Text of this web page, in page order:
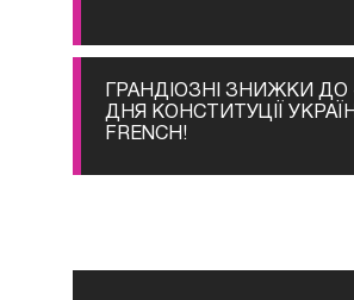
ГРАНДІОЗНІ ЗНИЖКИ ДО
ДНЯ КОНСТИТУЦІЇ
FRENCH!